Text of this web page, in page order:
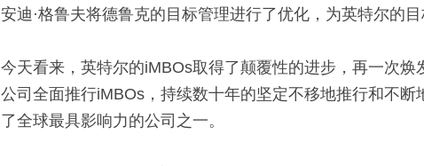
安迪·格鲁夫将德鲁克的目标管理进行了优化，为英特尔的目
今天看来，英特尔的iMBOs取得了颠覆性的进步，再一次
公司全面推行iMBOs，持续数十年的坚定不移地推行和不
了全球最具影响力的公司之一。